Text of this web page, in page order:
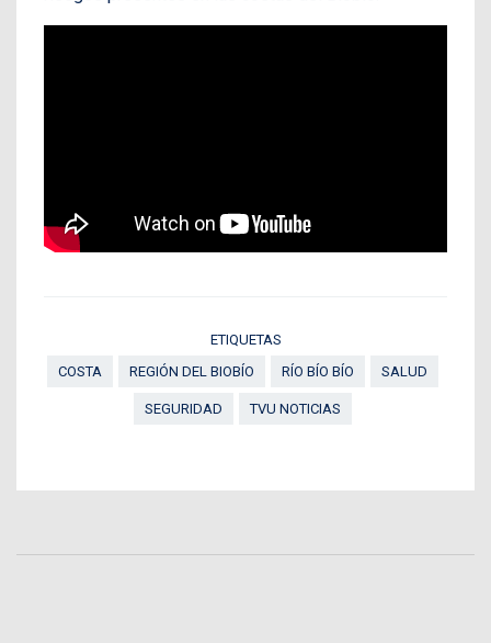
ETIQUETAS
COSTA
REGIÓN DEL BIOBÍO RÍO BÍO BÍO SALUD
SEGURIDAD TVU NOTICIAS